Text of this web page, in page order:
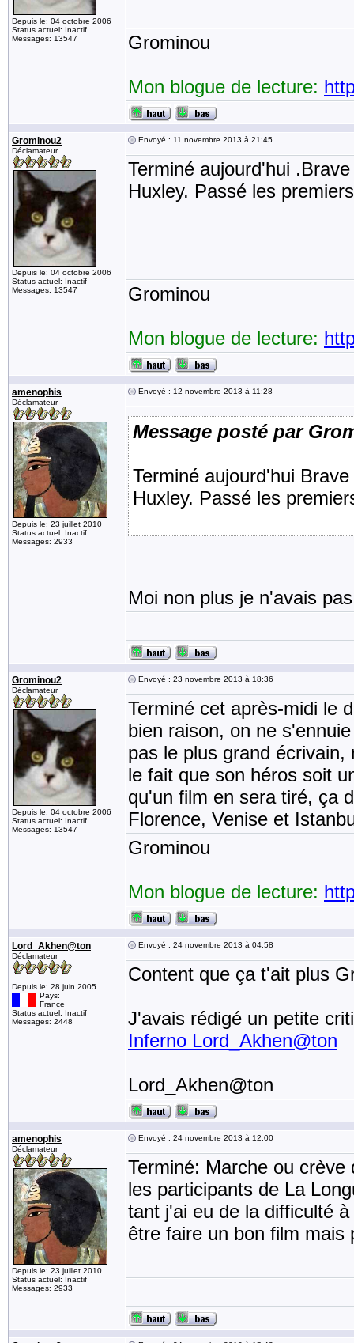
Depuis le: 04 octobre 2006
Status actuel: Inactif
Messages: 13547
Grominou
Mon blogue de lecture:
Grominou2
Déclamateur
Depuis le: 04 octobre 2006
Status actuel: Inactif
Messages: 13547
Envoyé : 11 novembre 2013 à 21:45
Terminé aujourd'hui
Huxley. Passé les
Grominou
Mon blogue de lecture:
amenophis
Déclamateur
Depuis le: 23 juillet 2010
Status actuel: Inactif
Messages: 2933
Envoyé : 12 novembre 2013 à 11:28
Message posté par
Terminé aujourd'hui
Huxley. Passé les
Moi non plus je n'avais
Grominou2
Déclamateur
Depuis le: 04 octobre 2006
Status actuel: Inactif
Messages: 13547
Envoyé : 23 novembre 2013 à 18:36
Terminé cet après-midi le
bien raison, on ne
pas le plus grand
le fait que son héros soit
qu'un film en sera tiré, ça
Florence, Venise et
Grominou
Mon blogue de lecture:
Lord_Akhen@ton
Déclamateur
Depuis le: 28 juin 2005
Pays:
France
Status actuel: Inactif
Messages: 2448
Envoyé : 24 novembre 2013 à 04:58
Content que ça t'ait plus
J'avais rédigé un petite
Inferno Lord_Akhen@ton
Lord_Akhen@ton
amenophis
Déclamateur
Depuis le: 23 juillet 2010
Status actuel: Inactif
Messages: 2933
Envoyé : 24 novembre 2013 à 12:00
Terminé: Marche ou
les participants de La
tant j'ai eu de la difficulté
être faire un bon film mais